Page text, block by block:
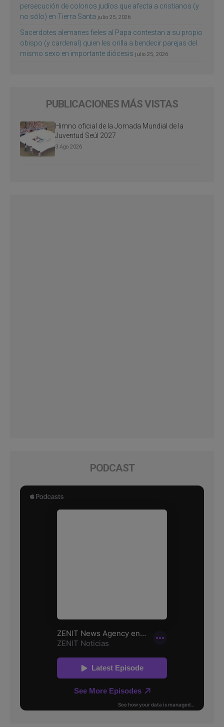
persecución de colonos judíos que afecta a cristianos (y
no sólo) en Tierra Santa julio 25, 2026
Sacerdotes alemanes fieles al Papa contestan a su propio
obispo (y cardenal) quien les orilla a bendecir parejas del
mismo sexo en importante diócesis julio 25, 2026
PUBLICACIONES MÁS VISTAS
Himno oficial de la Jornada Mundial de la
Juventud Seúl 2027
3 Ago 2026
PODCAST